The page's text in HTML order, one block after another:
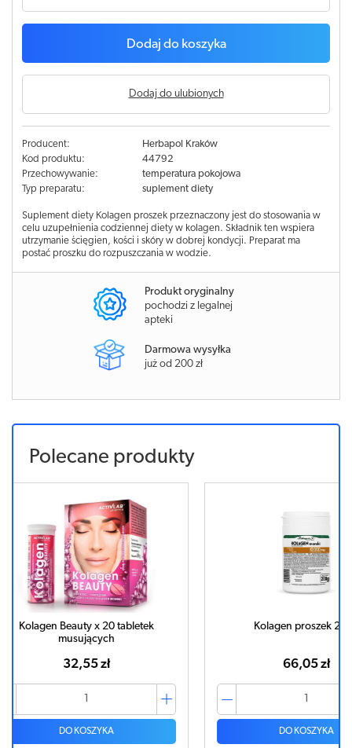
Dodaj do koszyka
Dodaj do ulubionych
Producent:
Herbapol Kraków
Kod produktu:
44792
Przechowywanie:
temperatura pokojowa
Typ preparatu:
suplement diety
Suplement diety Kolagen proszek przeznaczony jest do stosowania w
celu uzupełnienia codziennej diety w kolagen. Składnik ten wspiera
utrzymanie ścięgien, kości i skóry w dobrej kondycji. Preparat ma
postać proszku do rozpuszczania w wodzie.
Produkt oryginalny
pochodzi z legalnej
apteki
Darmowa wysyłka
już od 200 zł
Polecane produkty
Kolagen proszek 200g
Kollagen